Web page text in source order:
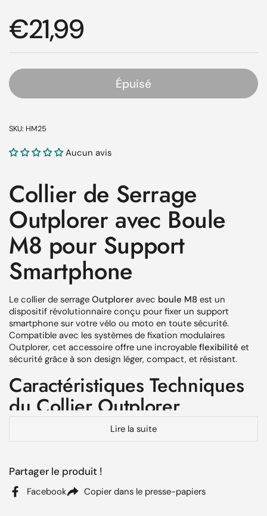
Prix régulier
€21,99
Épuisé
SKU: HM25
Aucun avis
Collier de Serrage
Outplorer avec Boule
M8 pour Support
Smartphone
Le collier de serrage Outplorer avec boule M8 est un
dispositif révolutionnaire conçu pour fixer un support
smartphone sur votre vélo ou moto en toute sécurité.
Compatible avec les systèmes de fixation modulaires
Outplorer, cet accessoire offre une incroyable flexibilité et
sécurité grâce à son design léger, compact, et résistant.
Caractéristiques Techniques
du Collier Outplorer
Angle de rotation universel :La tête sphérique offre un
ajustement de l’orientation du support pour une
Champ d’application étendu :
une plage de serrage allant de22 mm à 32 mm
compatible avec la majorité des guidons.
Lire la suite
Partager le produit !
Facebook Copier dans le presse-papiers